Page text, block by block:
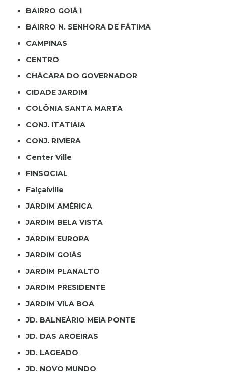
BAIRRO GOIÁ I
BAIRRO N. SENHORA DE FÁTIMA
CAMPINAS
CENTRO
CHÁCARA DO GOVERNADOR
CIDADE JARDIM
COLÔNIA SANTA MARTA
CONJ. ITATIAIA
CONJ. RIVIERA
Center Ville
FINSOCIAL
Falçalville
JARDIM AMÉRICA
JARDIM BELA VISTA
JARDIM EUROPA
JARDIM GOIÁS
JARDIM PLANALTO
JARDIM PRESIDENTE
JARDIM VILA BOA
JD. BALNEÁRIO MEIA PONTE
JD. DAS AROEIRAS
JD. LAGEADO
JD. NOVO MUNDO